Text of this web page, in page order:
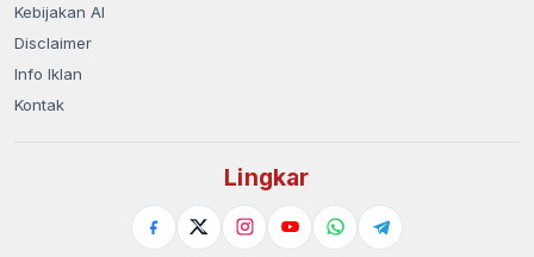
Kebijakan AI
Disclaimer
Info Iklan
Kontak
Lingkar